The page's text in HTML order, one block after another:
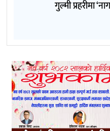
गुल्मी प्रहरीमा